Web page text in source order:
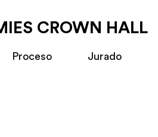
CROWN HALL
Proceso Jurado